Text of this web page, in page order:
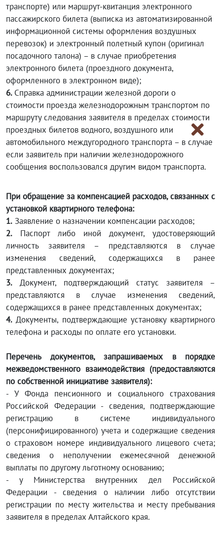
транспорте) или маршрут-квитанция электронного
пассажирского билета (выписка из автоматизированной
информационной системы оформления воздушных
перевозок) и электронный полетный купон (оригинал
посадочного талона) – в случае приобретения
электронного билета (проездного документа,
оформленного в электронном виде);
6. Справка администрации железной дороги о
стоимости проезда железнодорожным транспортом по
маршруту следования заявителя в пределах стоимости
проездных билетов водного, воздушного или
автомобильного междугородного транспорта – в случае
если заявитель при наличии железнодорожного
сообщения воспользовался другим видом транспорта.
При обращение за компенсацией расходов, связанных с
установкой квартирного телефона:
1. Заявление о назначении компенсации расходов;
2. Паспорт либо иной документ, удостоверяющий
личность заявителя – представляются в случае
изменения сведений, содержащихся в ранее
представленных документах;
3. Документ, подтверждающий статус заявителя –
представляются в случае изменения сведений,
содержащихся в ранее представленных документах;
4. Документы, подтверждающие установку квартирного
телефона и расходы по оплате его установки.
Перечень документов, запрашиваемых в порядке
межведомственного взаимодействия (предоставляются
по собственной инициативе заявителя):
- У Фонда пенсионного и социального страхования
Российской Федерации - сведения, подтверждающие
регистрацию в системе индивидуального
(персонифицированного) учета и содержащие сведения
о страховом номере индивидуального лицевого счета;
сведения о неполучении ежемесячной денежной
выплаты по другому льготному основанию;
- у Министерства внутренних дел Российской
Федерации - сведения о наличии либо отсутствии
регистрации по месту жительства и месту пребывания
заявителя в пределах Алтайского края.